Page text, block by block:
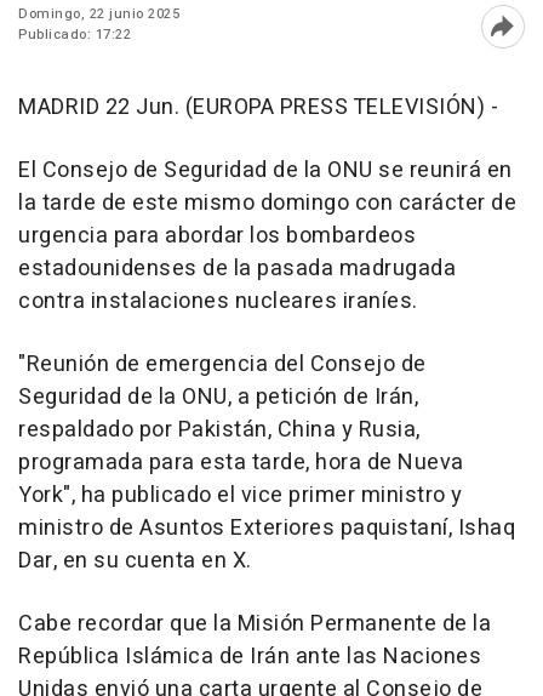
Domingo, 22 junio 2025
Publicado: 17:22
MADRID 22 Jun. (EUROPA PRESS TELEVISIÓN) -
El Consejo de Seguridad de la ONU se reunirá en
la tarde de este mismo domingo con carácter de
urgencia para abordar los bombardeos
estadounidenses de la pasada madrugada
contra instalaciones nucleares iraníes.
"Reunión de emergencia del Consejo de
Seguridad de la ONU, a petición de Irán,
respaldado por Pakistán, China y Rusia,
programada para esta tarde, hora de Nueva
York", ha publicado el vice primer ministro y
ministro de Asuntos Exteriores paquistaní, Ishaq
Dar, en su cuenta en X.
Cabe recordar que la Misión Permanente de la
República Islámica de Irán ante las Naciones
Unidas envió una carta urgente al Consejo de